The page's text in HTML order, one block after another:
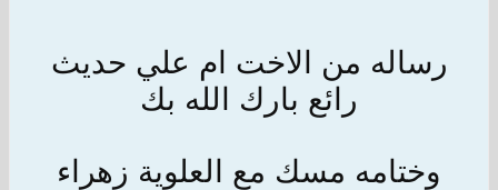
رساله من الاخت ام علي حديث
رائع بارك الله بك
وختامه مسك مع العلوية زهراء